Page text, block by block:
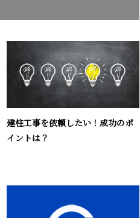
建柱工事を依頼したい！成功のポ
イントは？